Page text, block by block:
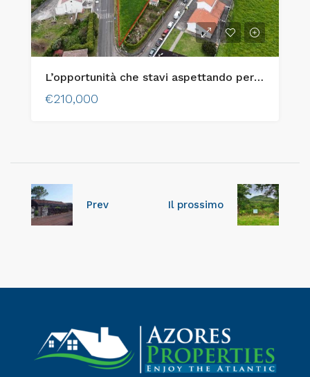
L’opportunità che stavi aspettando per costruire la casa dei tuoi sogni sull’isola di Faial!
€210,000
Prev Il prossimo